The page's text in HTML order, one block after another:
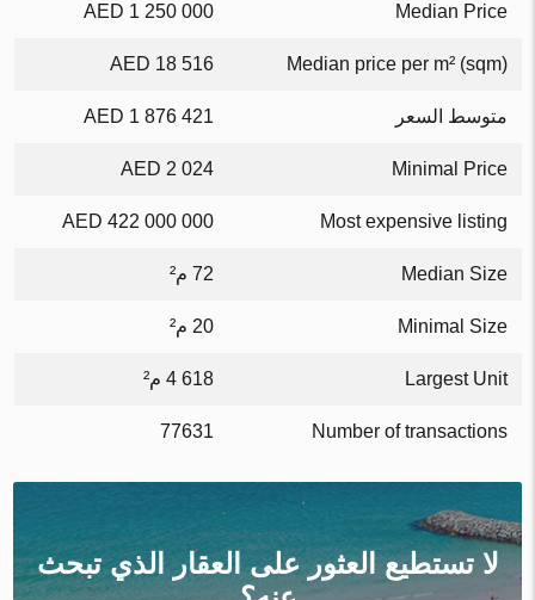
Median Price
1 250 000 AED
Median price per m² (sqm)
18 516 AED
متوسط السعر 1 876 421 AED
Minimal Price
2 024 AED
Most expensive listing
422 000 000 AED
Median Size 72 م²
Minimal Size 20 م²
Largest Unit 4 618 م²
Number of transactions
77631
لا تستطيع العثور على العقار الذي تبحث